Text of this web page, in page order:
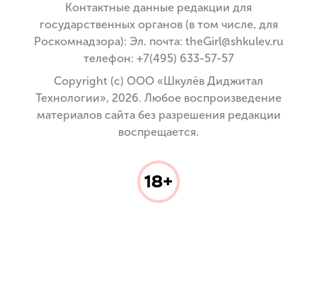
Контактные данные редакции для
государственных органов (в том числе, для
Роскомнадзора): Эл. почта: theGirl@shkulev.ru
телефон: +7(495) 633-57-57
Copyright (с) ООО «Шкулёв Диджитал
Технологии», 2026. Любое воспроизведение
материалов сайта без разрешения редакции
воспрещается.
18+